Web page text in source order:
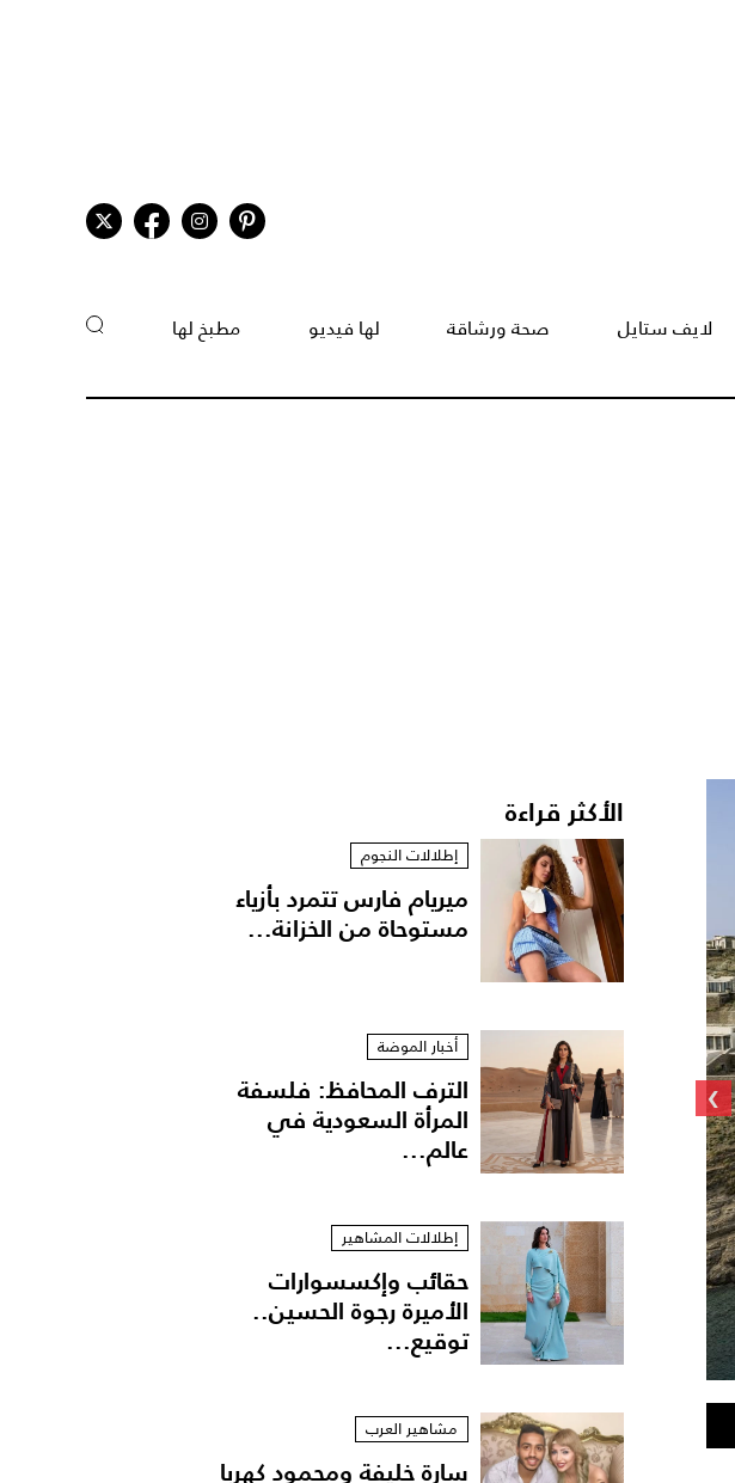
لايف ستايل صحة ورشاقة لها فيديو مطبخ لها
ون آند أونلي لو سان جيران – موريشيوس
›
الأكثر قراءة
إطلالات النجوم
ميريام فارس تتمرد بأزياء
مستوحاة من الخزانة...
أخبار الموضة
الترف المحافظ: فلسفة
المرأة السعودية في
عالم...
إطلالات المشاهير
حقائب وإكسسوارات
الأميرة رجوة الحسين..
توقيع...
مشاهير العرب
سارة خليفة ومحمود كهربا